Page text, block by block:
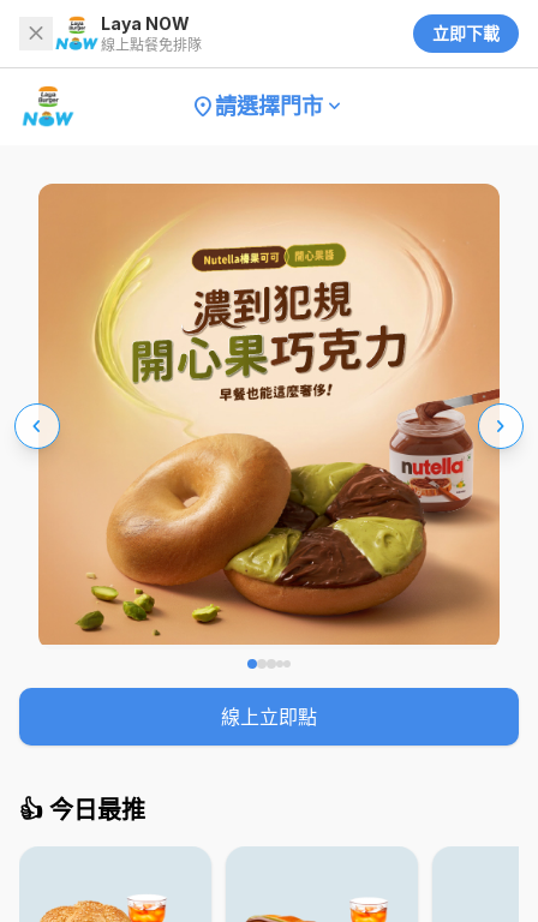
close Laya NOW
線上點餐免排隊
立即下載
location_on請選擇門市 keyboard_arrow_down
keyboard_arrow_left keyboard_arrow_right
線上立即點
👍 今日最推